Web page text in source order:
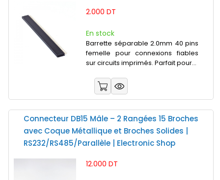
2.000 DT
En stock
Barrette séparable 2.0mm 40 pins
femelle pour connexions fiables
sur circuits imprimés. Parfait pour...
Connecteur DB15 Mâle – 2 Rangées 15 Broches
avec Coque Métallique et Broches Solides |
RS232/RS485/Parallèle | Electronic Shop
12.000 DT